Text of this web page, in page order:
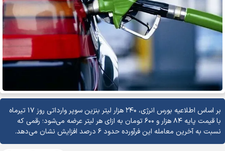
بر اساس اطلاعیه بورس انرژی، ۲۴۰ هزار لیتر بنزین سوپر وارداتی روز ۱۷ تیرماه
با قیمت پایه ۸۴ هزار و ۶۰۰ تومان به ازای هر لیتر عرضه می‌شود؛ رقمی که
نسبت به آخرین معامله این فرآورده حدود ۶ درصد افزایش نشان می‌دهد.